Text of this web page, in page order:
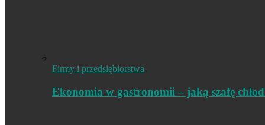
Firmy i przedsiębiorstwa
Ekonomia w gastronomii – jaką szafę